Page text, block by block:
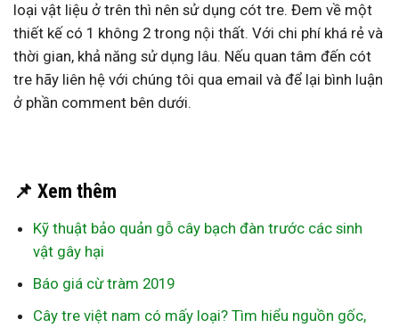
loại vật liệu ở trên thì nên sử dụng cót tre. Đem về một
thiết kế có 1 không 2 trong nội thất. Với chi phí khá rẻ và
thời gian, khả năng sử dụng lâu. Nếu quan tâm đến cót
tre hãy liên hệ với chúng tôi qua email và để lại bình luận
ở phần comment bên dưới.
📌 Xem thêm
Kỹ thuật bảo quản gỗ cây bạch đàn trước các sinh
vật gây hại
Báo giá cừ tràm 2019
Cây tre việt nam có mấy loại? Tìm hiểu nguồn gốc,